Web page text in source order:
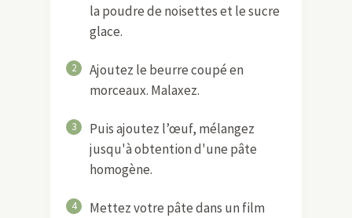
la poudre de noisettes et le sucre
glace.
2
Ajoutez le beurre coupé en
morceaux. Malaxez.
3
Puis ajoutez l’œuf, mélangez
jusqu'à obtention d'une pâte
homogène.
4
Mettez votre pâte dans un film